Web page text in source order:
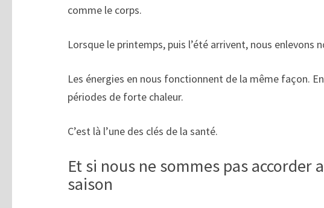
comme le corps.
Lorsque le printemps, puis l’été arrivent, nous enlevons
Les énergies en nous fonctionnent de la même façon.
périodes de forte chaleur.
C’est là l’une des clés de la santé.
Et si nous ne sommes pas accorder
saison